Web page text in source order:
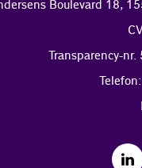
Boulevard 18,
Transparency-